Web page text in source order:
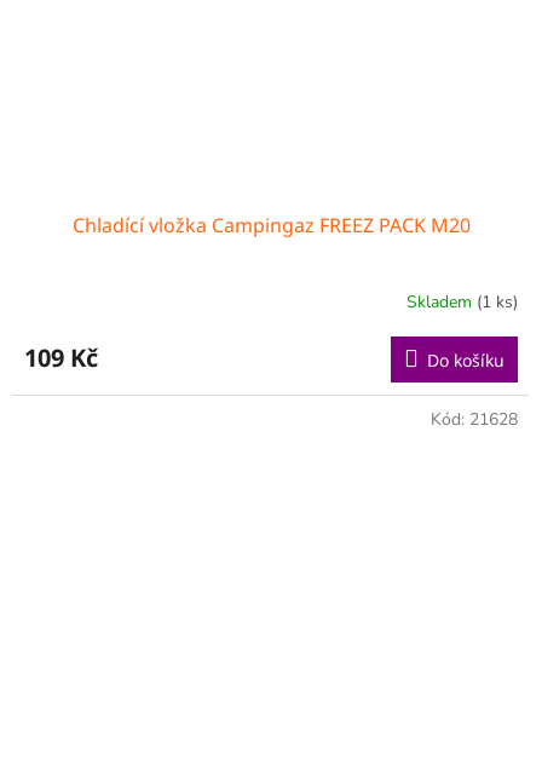
Chladící vložka Campingaz FREEZ PACK M20
Skladem (1 ks)
109 Kč Do košíku
Kód: 21628